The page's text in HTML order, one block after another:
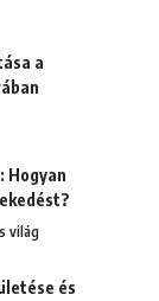
a
Hogyan
világ
és